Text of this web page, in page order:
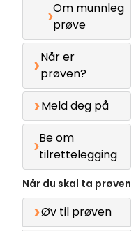
Om munnleg
prøve
Når er
prøven?
Meld deg på
Be om
tilrettelegging
Når du skal ta prøven
Øv til prøven